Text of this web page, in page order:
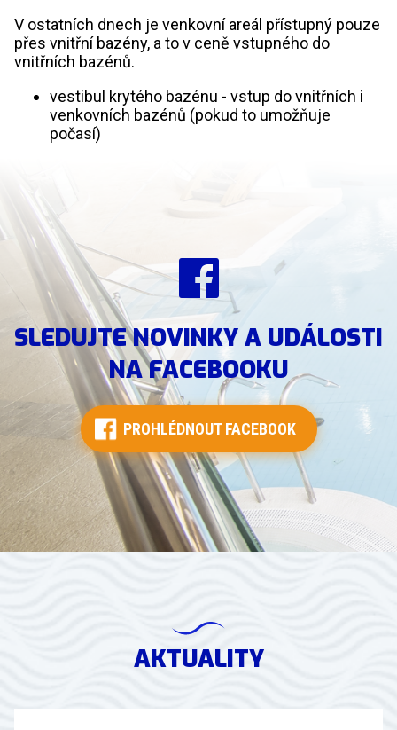
V ostatních dnech je venkovní areál přístupný pouze
přes vnitřní bazény, a to v ceně vstupného do
vnitřních bazénů.
vestibul krytého bazénu - vstup do vnitřních i
venkovních bazénů (pokud to umožňuje
počasí)
SLEDUJTE NOVINKY A UDÁLOSTI
NA FACEBOOKU
PROHLÉDNOUT FACEBOOK
AKTUALITY